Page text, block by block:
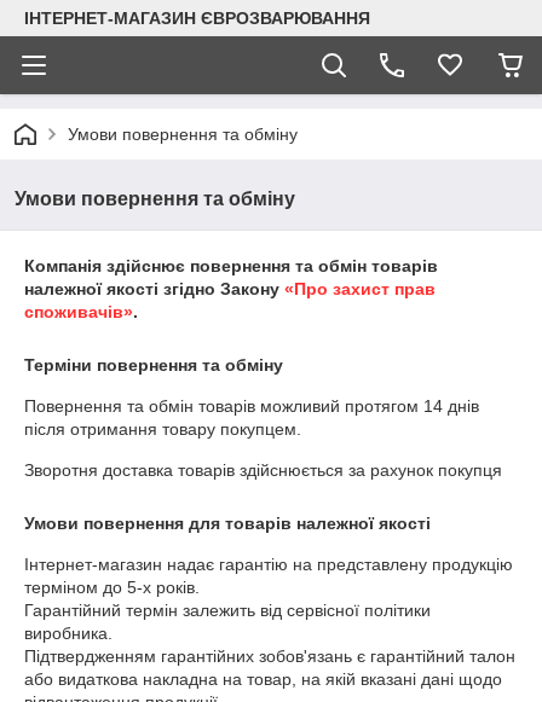
ІНТЕРНЕТ-МАГАЗИН ЄВРОЗВАРЮВАННЯ
Умови повернення та обміну
Умови повернення та обміну
Компанія здійснює повернення та обмін товарів
належної якості згідно Закону «Про захист прав
споживачів».
Терміни повернення та обміну
Повернення та обмін товарів можливий протягом 14 днів
після отримання товару покупцем.
Зворотня доставка товарів здійснюється за рахунок покупця
Умови повернення для товарів належної якості
Інтернет-магазин надає гарантію на представлену продукцію
терміном до 5-х років.
Гарантійний термін залежить від сервісної політики
виробника.
Підтвердженням гарантійних зобов'язань є гарантійний талон
або видаткова накладна на товар, на якій вказані дані щодо